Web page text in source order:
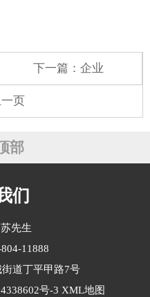
下一篇： 企业
页
部
们
先生
11888
道丁平甲路7号
号-3 XML地图